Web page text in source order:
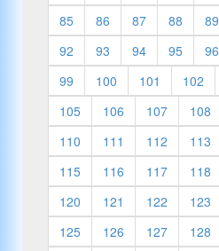
85
86 87 88 89
92
93 94 95 96
99
100 101 102
105
106 107 108
110
111 112 113
115
116 117 118
120
121 122 123
125
126 127 128